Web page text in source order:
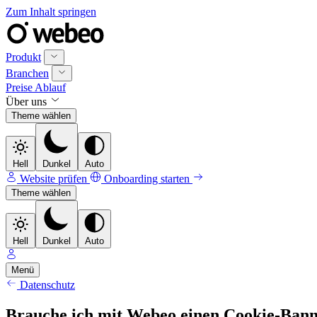
Zum Inhalt springen
Produkt
Branchen
Preise Ablauf
Über uns
Theme wählen
Hell Dunkel Auto
Website prüfen Onboarding starten
Theme wählen
Hell Dunkel Auto
Menü
Datenschutz